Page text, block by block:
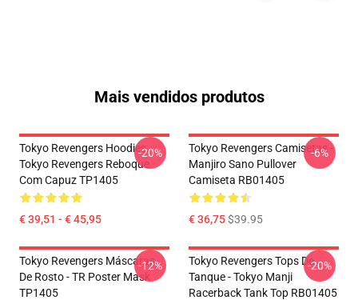
Mais vendidos produtos
Tokyo Revengers Hoodies.
Tokyo Revengers Reboque
Com Capuz TP1405
€ 39,51 - € 45,95
-20%
Tokyo Revengers Camisetas -
Manjiro Sano Pullover
Camiseta RB01405
€ 36,75$39.95
-6%
Tokyo Revengers Máscaras
De Rosto - TR Poster Mask
TP1405
-12%
Tokyo Revengers Tops De
Tanque - Tokyo Manji
Racerback Tank Top RB01405
-20%